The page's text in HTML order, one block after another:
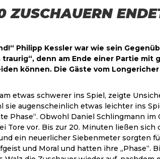
Philipp Kessler war wie sein
denn am Ende einer Partie
können. Die Gäste vom
etwas schwerer ins Spiel, zeigte
augenscheinlich etwas leichter ins
Phase“. Obwohl Daniel Schlingmann
vor. Bis zur 20. Minuten ließen sich
ein neuerlicher Siebenmeter sorgten
und Moral und hatten ihre „Phase“.